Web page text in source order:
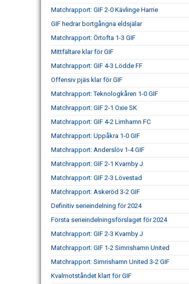
Matchrapport: GIF 2-0 Kävlinge Harrie
GIF hedrar bortgångna eldsjälar
Matchrapport: Örtofta 1-3 GIF
Mittfältare klar för GIF
Matchrapport: GIF 4-3 Lödde FF
Offensiv pjäs klar för GIF
Matchrapport: Teknologkåren 1-0 GIF
Matchrapport: GIF 2-1 Oxie SK
Matchrapport: GIF 4-2 Limhamn FC
Matchrapport: Uppåkra 1-0 GIF
Matchrapport: Anderslöv 1-4 GIF
Matchrapport: GIF 2-1 Kvarnby J
Matchrapport: GIF 2-3 Lövestad
Matchrapport: Askeröd 3-2 GIF
Definitiv serieindelning för 2024
Första serieindelningsförslaget för 2024
Matchrapport: GIF 2-3 Kvarnby J
Matchrapport: GIF 1-2 Simrishamn United
Matchrapport: Simrishamn United 3-2 GIF
Kvalmotståndet klart för GIF